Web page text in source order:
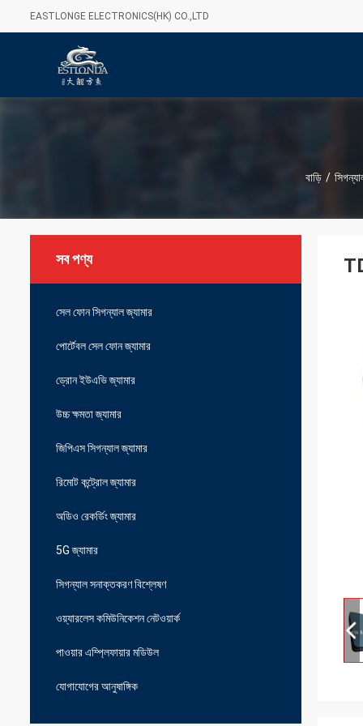
EASTLONGE ELECTRONICS(HK) CO.,LTD
বাড়ি /
সব পণ্য
সেল ফোন সিগন্যাল জ্যামার
পোর্টেবল সেল ফোন জ্যামার
ড্রোন ইউএভি জ্যামার
উচ্চ ক্ষমতা জ্যামার
জিপিএস সিগন্যাল জ্যামার
রিমোট কন্ট্রোল জ্যামার
অডিও রেকর্ডিং জ্যামার
5G জ্যামার
সিগন্যাল সনাক্তকরণ বিশ্লেষণ
ওয়্যারলেস কমিউনিকেশন নেটওয়ার্ক
পাওয়ার এম্প্লিফায়ার মডিউল
যোগাযোগের আনুষাঙ্গিক